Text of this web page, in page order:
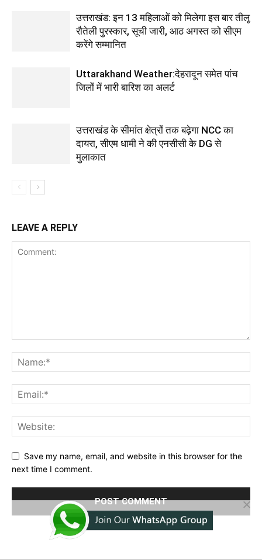
उत्तराखंड: इन 13 महिलाओं को मिलेगा इस बार तीलू
रौतेली पुरस्कार, सूची जारी, आठ अगस्त को सीएम
करेंगे सम्मानित
Uttarakhand Weather:देहरादून समेत पांच
जिलों में भारी बारिश का अलर्ट
उत्तराखंड के सीमांत क्षेत्रों तक बढ़ेगा NCC का
दायरा, सीएम धामी ने की एनसीसी के DG से
मुलाकात
LEAVE A REPLY
Save my name, email, and website in this browser for the
next time I comment.